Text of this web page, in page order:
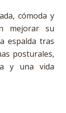
cómoda y
mejorar su
espalda tras
posturales,
y una vida